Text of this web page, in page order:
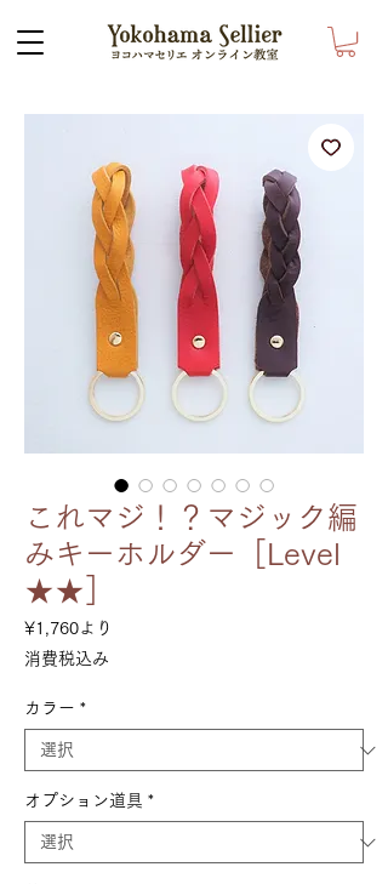
これマジ！？マジック編
みキーホルダー［Level
★★］
¥1,760より
消費税込み
カラー *
オプション道具 *